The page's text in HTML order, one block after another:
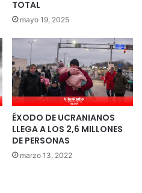
TOTAL
mayo 19, 2025
ÉXODO DE UCRANIANOS
LLEGA A LOS 2,6 MILLONES
DE PERSONAS
marzo 13, 2022